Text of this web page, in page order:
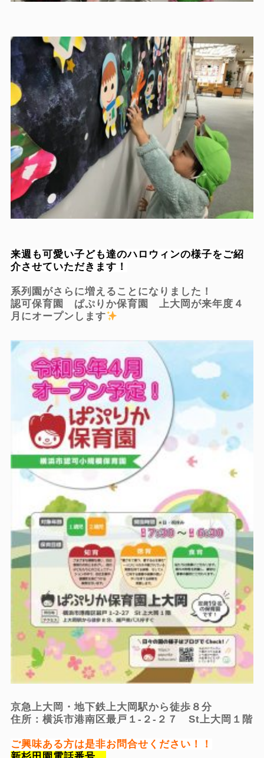
来週も可愛い子ども達のハロウィンの様子をご紹
介させていただきます！
系列園がさらに増えることになりました！
認可保育園 ぱぷりか保育園 上大岡が来年度４
月にオープンします
京急上大岡・地下鉄上大岡駅から徒歩８分
住所：横浜市港南区最戸１-２-２７ St上大岡１階
ご興味ある方は是非お問合せください！！